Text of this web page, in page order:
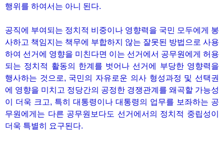
행위를 하여서는 아니 된다.
공직에 부여되는 정치적 비중이나 영향력을 국민 모두에게 봉
사하고 책임지는 책무에 부합하지 않는 잘못된 방법으로 사용
하여 선거에 영향을 미친다면 이는 선거에서 공무원에게 허용
되는 정치적 활동의 한계를 벗어나 선거에 부당한 영향력을
행사하는 것으로, 국민의 자유로운 의사 형성과정 및 선택권
에 영향을 미치고 정당간의 공정한 경쟁관계를 왜곡할 가능성
이 더욱 크고, 특히 대통령이나 대통령의 업무를 보좌하는 공
무원에게는 다른 공무원보다도 선거에서의 정치적 중립성이
더욱 특별히 요구된다.